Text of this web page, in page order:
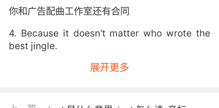
你和广告配曲工作室还有合同
4. Because it doesn't matter who wrote the
best jingle.
因為誰的廣告曲最好,並不重要
展开更多